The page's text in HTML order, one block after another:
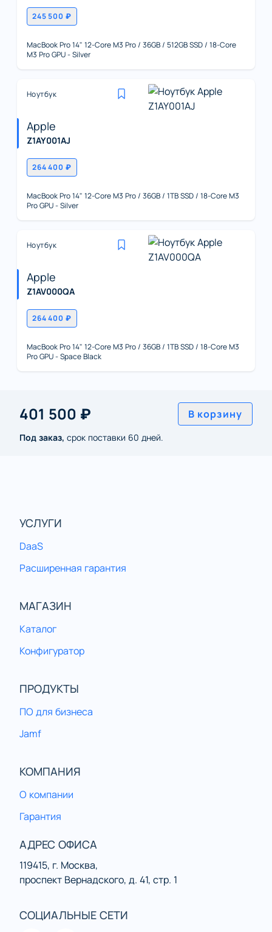
245 500 ₽
MacBook Pro 14" 12-Core M3 Pro / 36GB / 512GB SSD / 18-Core
M3 Pro GPU - Silver
Ноутбук
Apple
Z1AY001AJ
264 400 ₽
MacBook Pro 14" 12-Core M3 Pro / 36GB / 1TB SSD / 18-Core M3
Pro GPU - Silver
Ноутбук
Apple
Z1AV000QA
264 400 ₽
MacBook Pro 14" 12-Core M3 Pro / 36GB / 1TB SSD / 18-Core M3
Pro GPU - Space Black
401 500 ₽ В корзину
Под заказ, срок поставки 60 дней.
УСЛУГИ
DaaS
Расширенная гарантия
МАГАЗИН
Каталог
Конфигуратор
ПРОДУКТЫ
ПО для бизнеса
Jamf
КОМПАНИЯ
О компании
Гарантия
АДРЕС ОФИСА
119415, г. Москва,
проспект Вернадского, д. 41, стр. 1
СОЦИАЛЬНЫЕ СЕТИ